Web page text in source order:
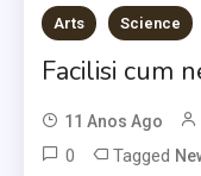
Arts Science
Facilisi cum
11 Anos Ago
0 Tagged